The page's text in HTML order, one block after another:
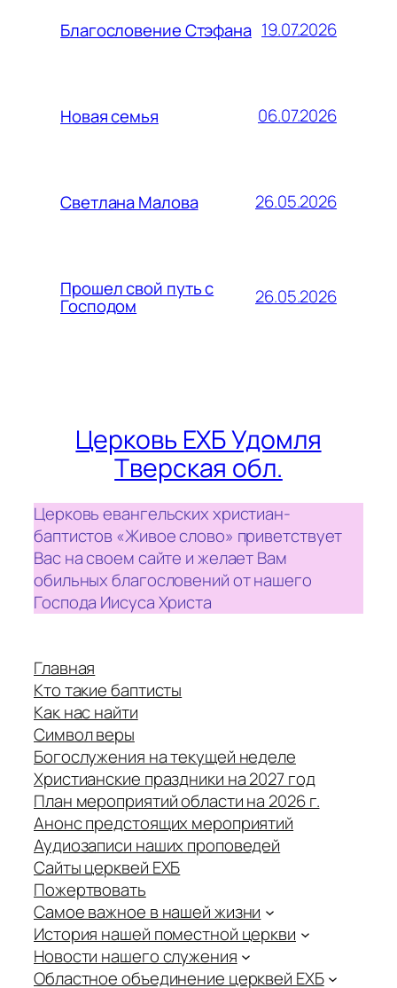
Благословение Стэфана 19.07.2026
Новая семья 06.07.2026
Светлана Малова 26.05.2026
Прошел свой путь с
Господом 26.05.2026
Церковь ЕХБ Удомля
Тверская обл.
Церковь евангельских христиан-
баптистов «Живое слово» приветствует
Вас на своем сайте и желает Вам
обильных благословений от нашего
Господа Иисуса Христа
Главная
Кто такие баптисты
Как нас найти
Символ веры
Богослужения на текущей неделе
Христианские праздники на 2027 год
План мероприятий области на 2026 г.
Анонс предстоящих мероприятий
Аудиозаписи наших проповедей
Сайты церквей ЕХБ
Пожертвовать
Самое важное в нашей жизни
История нашей поместной церкви
Новости нашего служения
Областное объединение церквей ЕХБ